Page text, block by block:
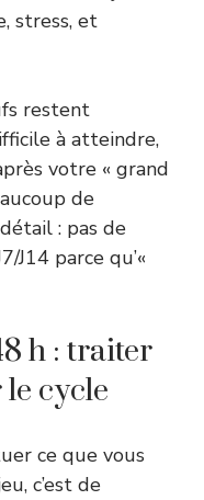
stress, et
restent
à atteindre,
votre « grand
de
: pas de
J14 parce qu’«
h : traiter
le cycle
ce que vous
c’est de